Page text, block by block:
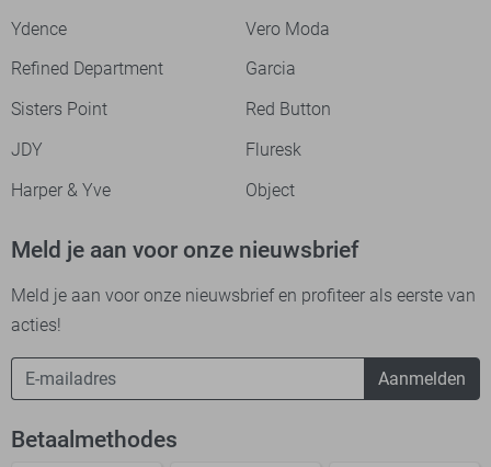
Ydence
Vero Moda
Refined Department
Garcia
Sisters Point
Red Button
JDY
Fluresk
Harper & Yve
Object
Meld je aan voor onze nieuwsbrief
Meld je aan voor onze nieuwsbrief en profiteer als eerste van
acties!
Aanmelden
Betaalmethodes